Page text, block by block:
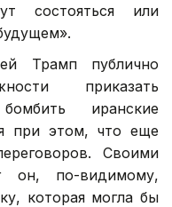
состояться или
Трамп публично
приказать
иранские
при этом, что еще
Своими
он, по-видимому,
которая могла бы